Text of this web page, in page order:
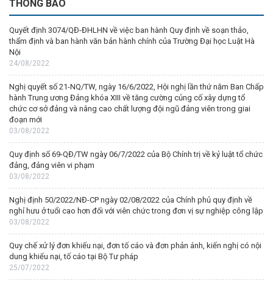
THÔNG BÁO
Quyết định 3074/QĐ-ĐHLHN về việc ban hành Quy định về soạn thảo,
thẩm định và ban hành văn bản hành chính của Trường Đại học Luật Hà
Nội
24/08/2022
Nghị quyết số 21-NQ/TW, ngày 16/6/2022, Hội nghị lần thứ năm Ban Chấp
hành Trung ương Đảng khóa XIII về tăng cường củng cố xây dựng tổ
chức cơ sở đảng và nâng cao chất lượng đội ngũ đảng viên trong giai
đoạn mới
03/08/2022
Quy định số 69-QĐ/TW ngày 06/7/2022 của Bộ Chính trị về kỷ luật tổ chức
đảng, đảng viên vi phạm
03/08/2022
Nghị định 50/2022/NĐ-CP ngày 02/08/2022 của Chính phủ quy định về
nghỉ hưu ở tuổi cao hơn đối với viên chức trong đơn vị sự nghiệp công lập
03/08/2022
Quy chế xử lý đơn khiếu nại, đơn tố cáo và đơn phản ánh, kiến nghị có nội
dung khiếu nại, tố cáo tại Bộ Tư pháp
25/07/2022